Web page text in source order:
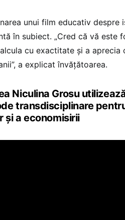
unui film educativ
în subiect. „Cred că vă este
cu exactitate și a
a explicat învățătoarea.
Niculina Grosu
transdisciplinare
și a economisirii